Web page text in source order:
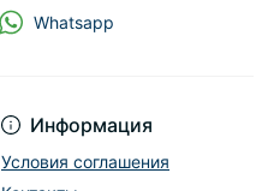
Информация
Условия соглашения
Whatsapp